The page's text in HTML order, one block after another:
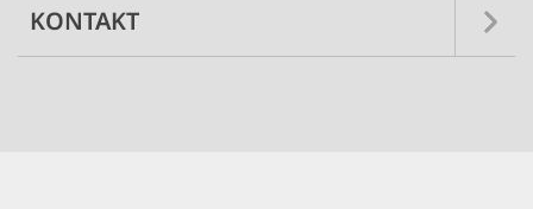
KONTAKT